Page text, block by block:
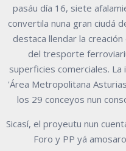
pasáu día 16, siete
convertila nuna gran ciudá
destaca llendar la
del tresporte
superficies comerciales.
'Área Metropolitana
los 29 conceyos nun
Sicasí, el proyeutu nun
Foro y PP yá